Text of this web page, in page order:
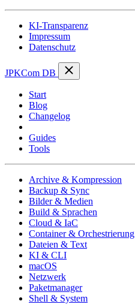
KI-Transparenz
Impressum
Datenschutz
JPKCom DB
Start
Blog
Changelog
Guides
Tools
Archive & Kompression
Backup & Sync
Bilder & Medien
Build & Sprachen
Cloud & IaC
Container & Orchestrierung
Dateien & Text
KI & CLI
macOS
Netzwerk
Paketmanager
Shell & System